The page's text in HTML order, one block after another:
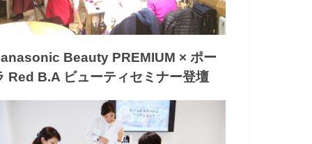
Beauty PREMIUM × ポー
Red B.A ビューティセミナー登壇